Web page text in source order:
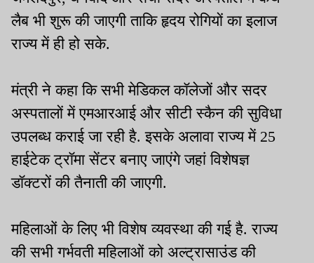
लैब भी शुरू की जाएगी ताकि हृदय रोगियों का इलाज
राज्य में ही हो सके.
मंत्री ने कहा कि सभी मेडिकल कॉलेजों और सदर
अस्पतालों में एमआरआई और सीटी स्कैन की सुविधा
उपलब्ध कराई जा रही है. इसके अलावा राज्य में 25
हाईटेक ट्रॉमा सेंटर बनाए जाएंगे जहां विशेषज्ञ
डॉक्टरों की तैनाती की जाएगी.
महिलाओं के लिए भी विशेष व्यवस्था की गई है. राज्य
की सभी गर्भवती महिलाओं को अल्ट्रासाउंड की